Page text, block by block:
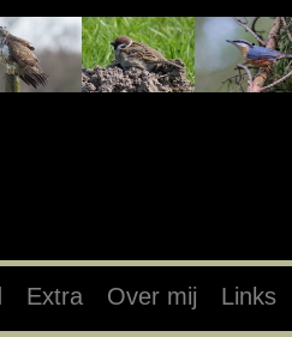
Extra Over mij Links